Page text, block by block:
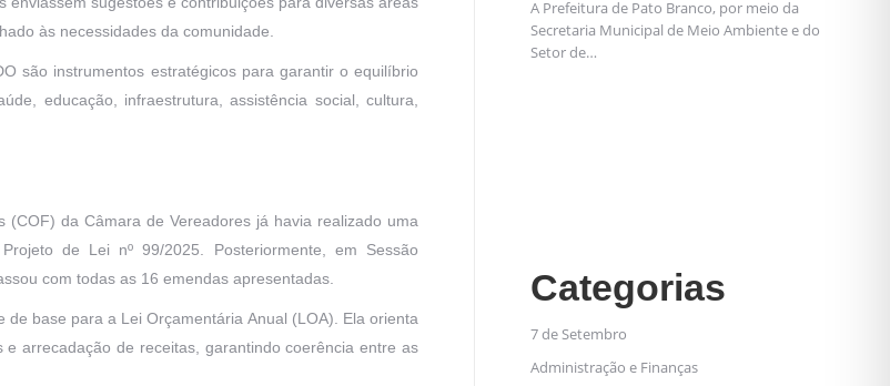
às necessidades da comunidade.
são instrumentos estratégicos para garantir o equilíbrio
educação, infraestrutura, assistência social, cultura,
da Câmara de Vereadores já havia realizado uma
de Lei nº 99/2025. Posteriormente, em Sessão
com todas as 16 emendas apresentadas.
base para a Lei Orçamentária Anual (LOA). Ela orienta
arrecadação de receitas, garantindo coerência entre as
A Prefeitura de Pato Branco, por meio da
Secretaria Municipal de Meio Ambiente e do
Setor de…
Categorias
7 de Setembro
Administração e Finanças